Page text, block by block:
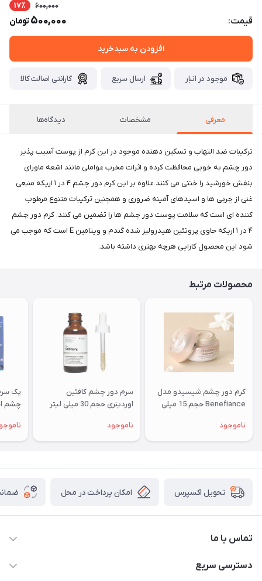
قیمت:
600,000 17٪
500,000تومان
افزودن به سبدخرید
موجود در انبار ارسال سریع گارانتی اصالت کالا
معرفی مشخصات دیدگاه‌ها
ترکیبات ضد التهاب و تسکین دهنده موجود در این کرم از پوست آسیب پذیر
دور چشم به خوبی محافظت کرده و اثرات مخرب عواملی مانند اشعه ماورای
بنفش خورشید را خنثی می کنند.علاوه بر این کرم دور چشم ۴ در ۱ اریکه منبعی
غنی از چربی ها و اسیدهای آمینه ضروری و همچنین ترکیبات متنوع مرطوب
کننده ای است که سلامت پوست دور چشم ها را تضمین می کنند. کرم دور چشم
۴ در ۱ اریکه حاوی پروتئین هیدرولیز شده گندم و ویتامین E است که موجب می
شود این محصول کارایی هرچه بهتری داشته باشد.
محصولات مرتبط
کرم دور چشم شیسیدو مدل
Benefiance حجم 15 میلی
ناموجود
سرم دور چشم کافئین
اوردینری حجم 30 میلی لیتر
ناموجود
پک
چشم
تحویل اکسپرس امکان پرداخت در محل
تماس با ما
09172138137
دسترسی سریع